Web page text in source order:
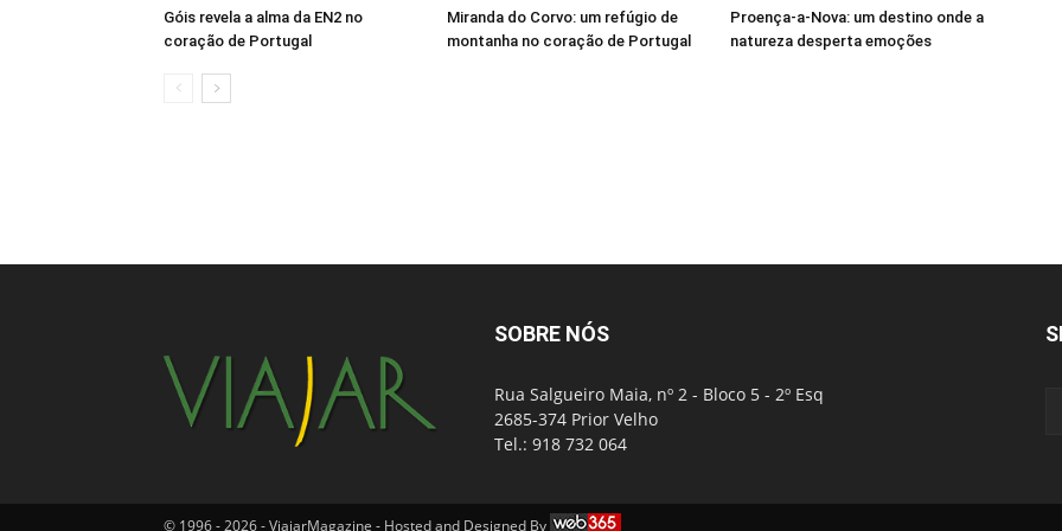
Góis revela a alma da EN2 no
coração de Portugal
Miranda do Corvo: um refúgio de
montanha no coração de Portugal
Proença-a-Nova: um destino onde a
natureza desperta emoções
SOBRE NÓS
Rua Salgueiro Maia, nº 2 - Bloco 5 - 2º Esq
2685-374 Prior Velho
Tel.: 918 732 064
© 1996 - 2026 - ViajarMagazine - Hosted and Designed By